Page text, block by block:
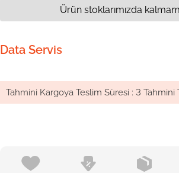
Data Servis
Tahmini Kargoya Teslim Süresi : 3 Tahmini
Ürün stoklarımızda